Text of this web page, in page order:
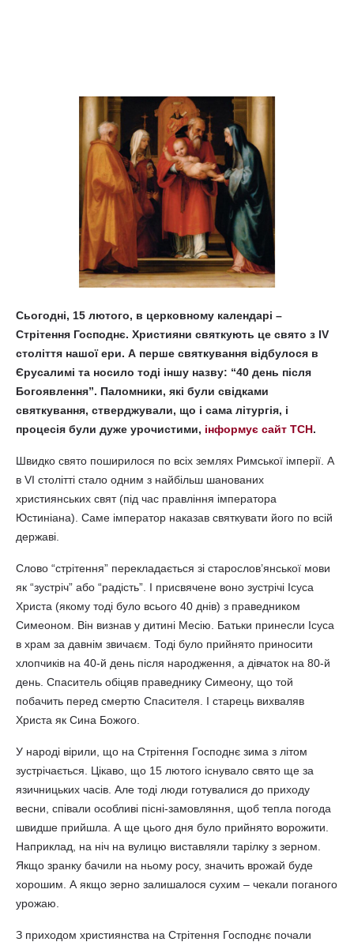
Сьогодні, 15 лютого, в церковному календарі –
Стрітення Господнє. Християни святкують це свято з IV
століття нашої ери. А перше святкування відбулося в
Єрусалимі та носило тоді іншу назву: “40 день після
Богоявлення”. Паломники, які були свідками
святкування, стверджували, що і сама літургія, і
процесія були дуже урочистими, інформує сайт ТСН.
Швидко свято поширилося по всіх землях Римської імперії. А
в VI столітті стало одним з найбільш шанованих
християнських свят (під час правління імператора
Юстиніана). Саме імператор наказав святкувати його по всій
державі.
Слово “стрітення” перекладається зі старослов’янської мови
як “зустріч” або “радість”. І присвячене воно зустрічі Ісуса
Христа (якому тоді було всього 40 днів) з праведником
Симеоном. Він визнав у дитині Месію. Батьки принесли Ісуса
в храм за давнім звичаєм. Тоді було прийнято приносити
хлопчиків на 40-й день після народження, а дівчаток на 80-й
день. Спаситель обіцяв праведнику Симеону, що той
побачить перед смертю Спасителя. І старець вихваляв
Христа як Сина Божого.
У народі вірили, що на Стрітення Господнє зима з літом
зустрічається. Цікаво, що 15 лютого існувало свято ще за
язичницьких часів. Але тоді люди готувалися до приходу
весни, співали особливі пісні-замовляння, щоб тепла погода
швидше прийшла. А ще цього дня було прийнято ворожити.
Наприклад, на ніч на вулицю виставляли тарілку з зерном.
Якщо зранку бачили на ньому росу, значить врожай буде
хорошим. А якщо зерно залишалося сухим – чекали поганого
урожаю.
З приходом християнства на Стрітення Господнє почали